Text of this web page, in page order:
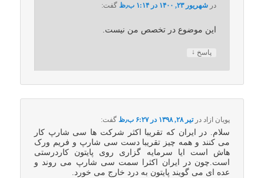
در شهریور ۲۳, ۱۴۰۰ در ۱:۱۴ ب٫ظ گفت:
این موضوع در تخصص من نیست.
پاسخ ↓
پویان ازاددرتیر ۲۸, ۱۳۹۸ در ۶:۲۷ ب٫ظ گفت:
سلام. در ایران که تقریبا اکثر شرکت ها سی شارپ کار
می کنند و همه چیز تقریبا دست سی شارپ و فریم ورک
هاش است ایا سرمایه گزاری روی پایتون کاردرستی
است.چون در ایران اکثرا سمت سی شارپ می روند و
عده ای می گویند پایتون به درد خارج می خورد.